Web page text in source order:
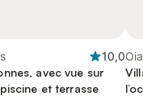
10,0
avec vue sur
et terrasse